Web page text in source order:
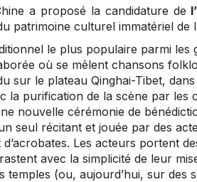
a proposé la candidature de
patrimoine culturel immatériel de
le plus populaire parmi
où se mêlent chansons
sur le plateau Qinghai-Tibet,
la purification de la scène par
nouvelle cérémonie de
seul récitant et jouée par des
Les acteurs portent
avec la simplicité de leur
temples (ou, aujourd’hui, sur des